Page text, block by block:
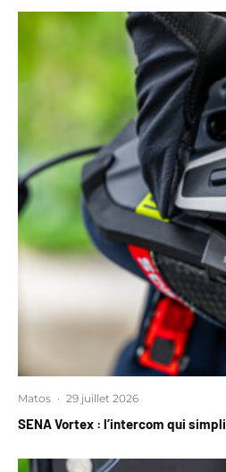
Matos · 29 juillet 2026
SENA Vortex : l’intercom qui